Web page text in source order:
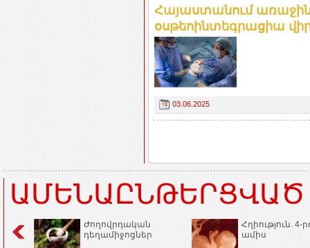
Հայաստանում
օսթեոինտեգրացիա
03.06.2025
Ժողովրդական
դեղամիջոցներ
Հղիություն. 4-
ամիս